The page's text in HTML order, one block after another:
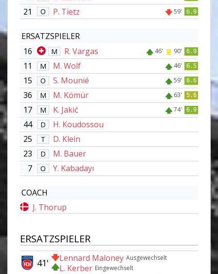
21 O P. Tietz 59' 6.9
ERSATZSPIELER
16
M R. Vargas 46' 90' 6.9
11 M M. Wolf 46' 6.5
15 O S. Mounié 59' 6.6
36 M M. Kömür 63' 5.6
17 M K. Jakić 74' 6.9
44 D
H. Koudossou
25
T
D. Klein
23
D
M. Bauer
7
O Y. Kabadayı
COACH
J. Thorup
ERSATZSPIELER
Ausgewechselt
Lennard Maloney
Eingewechselt
L. Kerber
41'